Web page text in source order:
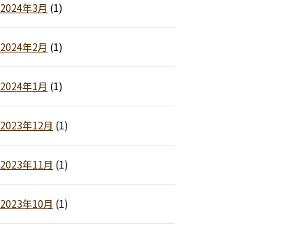
2024年3月 (1)
2024年2月 (1)
2024年1月 (1)
2023年12月 (1)
2023年11月 (1)
2023年10月 (1)